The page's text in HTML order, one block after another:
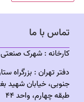
تماس با ما
كارخانه :شهرک صنعتى
دفتر تهران : بزرگراه
جنوبی، خیابان شهید
طبقه چهارم، واحد ۴۴